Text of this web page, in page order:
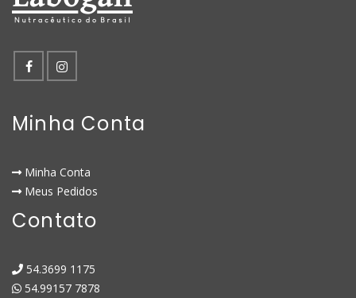
Minha Conta
Minha Conta
Meus Pedidos
Contato
54.3699 1175
54.99157 7878